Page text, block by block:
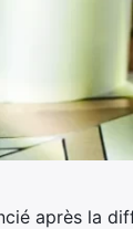
après la